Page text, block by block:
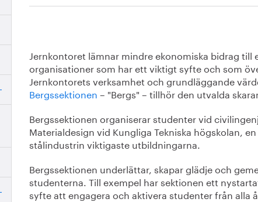
Jernkontoret lämnar mindre ekonomiska bidrag till
organisationer som har ett viktigt syfte och som
Jernkontorets verksamhet och grundläggande
Bergssektionen – "Bergs" – tillhör den utvalda
Bergssektionen organiserar studenter vid
Materialdesign vid Kungliga Tekniska högskolan,
stålindustrin viktigaste utbildningarna.
Bergssektionen underlättar, skapar glädje och
studenterna. Till exempel har sektionen ett
syfte att engagera och aktivera studenter från alla